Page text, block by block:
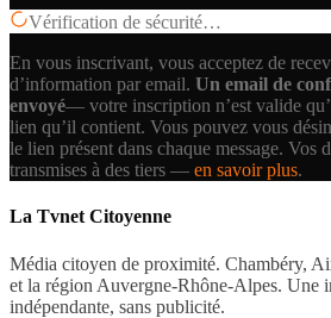
Vérification de sécurité…
En vous inscrivant, vous acceptez de
d’information par email. Un email de
envoyé— votre inscription n’est valide
lien qu’il contient. Vous pouvez vous
le lien présent dans chaque message. Vos
transmises à des tiers — en savoir plus.
La Tvnet Citoyenne
Média citoyen de proximité. Chambéry,
et la région Auvergne-Rhône-Alpes. Une
indépendante, sans publicité.